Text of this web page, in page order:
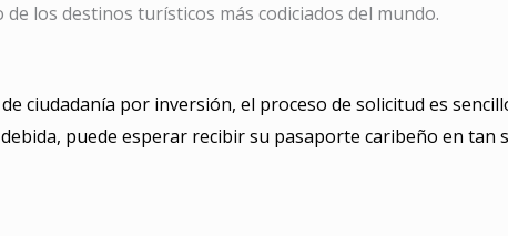
los destinos turísticos más codiciados del mundo.
ciudadanía por inversión, el proceso de solicitud es
puede esperar recibir su pasaporte caribeño en tan